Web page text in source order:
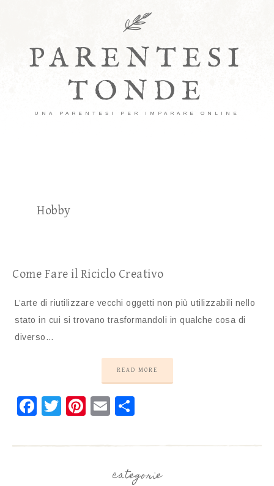
PARENTESI
TONDE
UNA PARENTESI PER IMPARARE ONLINE
Hobby
Come Fare il Riciclo Creativo
L’arte di riutilizzare vecchi oggetti non più utilizzabili nello
stato in cui si trovano trasformandoli in qualche cosa di
diverso…
READ MORE
Facebook
Twitter
Pinterest
Email
categorie